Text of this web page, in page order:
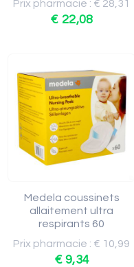
Prix pharmacie : € 28,31
€ 22,08
Medela coussinets
allaitement ultra
respirants 60
Prix pharmacie : € 10,99
€ 9,34